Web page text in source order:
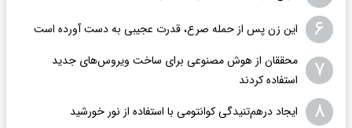
۶ این زن پس از حمله صرع، قدرت عجیبی به دست آورده است
۷
محققان از هوش مصنوعی برای ساخت ویروس‌های جدید
استفاده کردند
۸ ایجاد درهم‌تنیدگی کوانتومی با استفاده از نور خورشید